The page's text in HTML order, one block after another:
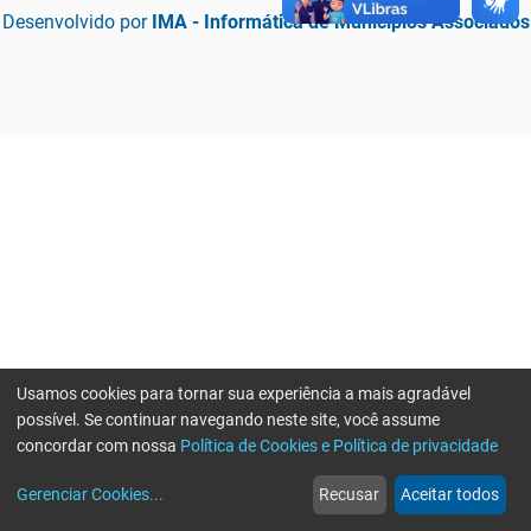
Desenvolvido por IMA - Informática de Municípios Associados
web
Notícias
more_horiz
Mais
Usamos cookies para tornar sua experiência a mais agradável
possível. Se continuar navegando neste site, você assume
concordar com nossa Política de Cookies e Política de privacidade
Gerenciar Cookies... Recusar Aceitar todos
Erro ao enviar informações, por favor tente novamente